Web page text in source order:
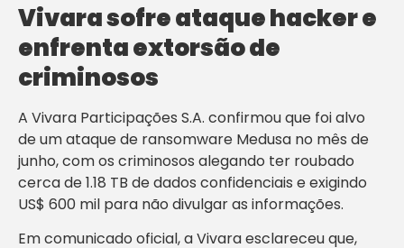
Vivara sofre ataque hacker e
enfrenta extorsão de
criminosos
A Vivara Participações S.A. confirmou que foi alvo
de um ataque de ransomware Medusa no mês de
junho, com os criminosos alegando ter roubado
cerca de 1.18 TB de dados confidenciais e exigindo
US$ 600 mil para não divulgar as informações.
Em comunicado oficial, a Vivara esclareceu que,